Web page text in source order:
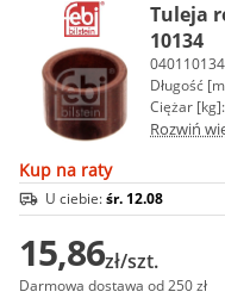
Tuleja
10134
040110134
Długość
Ciężar [kg]:
Rozwiń
Kup na raty
U ciebie:śr. 12.08
15,86zł/szt.
Darmowa dostawa od 250 zł